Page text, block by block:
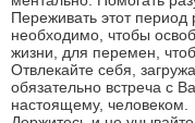
Переживать этот
необходимо, чтобы
жизни, для перемен,
Отвлекайте себя,
обязательно встреча
настоящему, человеком.